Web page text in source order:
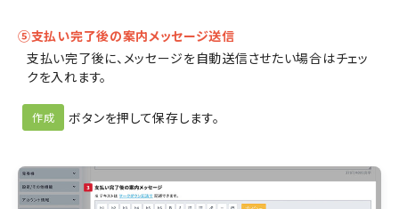
⑤支払い完了後の案内メッセージ送信
支払い完了後に、メッセージを自動送信させたい場合はチェッ
クを入れます。
作成 ボタンを押して保存します。